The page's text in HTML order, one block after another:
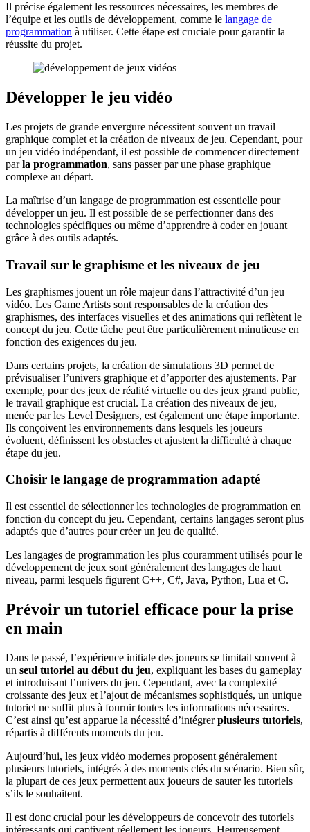
Il précise également les ressources nécessaires, les membres de
l’équipe et les outils de développement, comme le langage de
programmation à utiliser. Cette étape est cruciale pour garantir la
réussite du projet.
Développer le jeu vidéo
Les projets de grande envergure nécessitent souvent un travail
graphique complet et la création de niveaux de jeu. Cependant, pour
un jeu vidéo indépendant, il est possible de commencer directement
parla programmation, sans passer par une phase graphique
complexe au départ.
La maîtrise d’un langage de programmation est essentielle pour
développer un jeu. Il est possible de se perfectionner dans des
technologies spécifiques ou même d’apprendre à coder en jouant
grâce à des outils adaptés.
Travail sur le graphisme et les niveaux de jeu
Les graphismes jouent un rôle majeur dans l’attractivité d’un jeu
vidéo. Les Game Artists sont responsables de la création des
graphismes, des interfaces visuelles et des animations qui reflètent le
concept du jeu. Cette tâche peut être particulièrement minutieuse en
fonction des exigences du jeu.
Dans certains projets, la création de simulations 3D permet de
prévisualiser l’univers graphique et d’apporter des ajustements. Par
exemple, pour des jeux de réalité virtuelle ou des jeux grand public,
le travail graphique est crucial. La création des niveaux de jeu,
menée par les Level Designers, est également une étape importante.
Ils conçoivent les environnements dans lesquels les joueurs
évoluent, définissent les obstacles et ajustent la difficulté à chaque
étape du jeu.
Choisir le langage de programmation adapté
Il est essentiel de sélectionner les technologies de programmation en
fonction du concept du jeu. Cependant, certains langages seront plus
adaptés que d’autres pour créer un jeu de qualité.
Les langages de programmation les plus couramment utilisés pour le
développement de jeux sont généralement des langages de haut
niveau, parmi lesquels figurent C++, C#, Java, Python, Lua et C.
Prévoir un tutoriel efficace pour la prise
en main
Dans le passé, l’expérience initiale des joueurs se limitait souvent à
un seul tutoriel au début du jeu, expliquant les bases du gameplay
et introduisant l’univers du jeu. Cependant, avec la complexité
croissante des jeux et l’ajout de mécanismes sophistiqués, un unique
tutoriel ne suffit plus à fournir toutes les informations nécessaires.
C’est ainsi qu’est apparue la nécessité d’intégrerplusieurs tutoriels,
répartis à différents moments du jeu.
Aujourd’hui, les jeux vidéo modernes proposent généralement
plusieurs tutoriels, intégrés à des moments clés du scénario. Bien sûr,
la plupart de ces jeux permettent aux joueurs de sauter les tutoriels
s’ils le souhaitent.
Il est donc crucial pour les développeurs de concevoir des tutoriels
intéressants qui captivent réellement les joueurs. Heureusement,